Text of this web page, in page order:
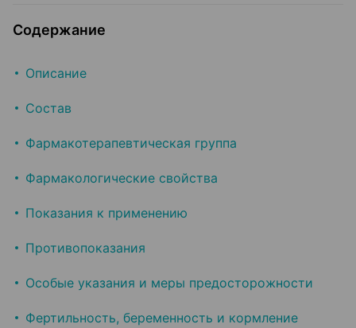
Содержание
Описание
Состав
Фармакотерапевтическая группа
Фармакологические свойства
Показания к применению
Противопоказания
Особые указания и меры предосторожности
Фертильность, беременность и кормление